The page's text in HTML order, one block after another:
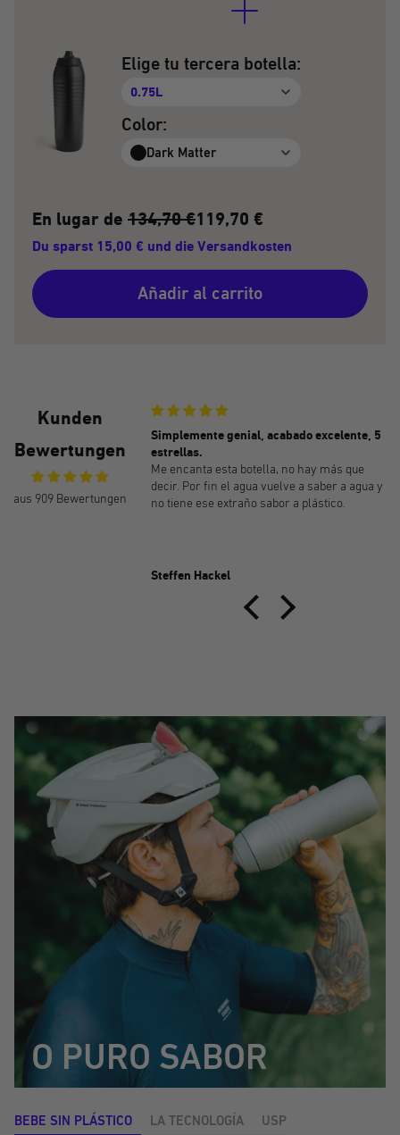
Elige tu tercera botella:
0.75L
Color:
Dark Matter
En lugar de 134,70 €119,70 €
Du sparst 15,00 € und die Versandkosten
Añadir al carrito
Kunden
Bewertungen
aus 909 Bewertungen
reseñas, pero
de botellas he
(porque, a pesar
tenían sabor
Simplemente genial, acabado excelente, 5
estrellas.
Me encanta esta botella, no hay más que
decir. Por fin el agua vuelve a saber a agua y
no tiene ese extraño sabor a plástico.
Steffen Hackel
BEBE SIN PLÁSTICO LA TECNOLOGÍA USP
O PURO SABOR